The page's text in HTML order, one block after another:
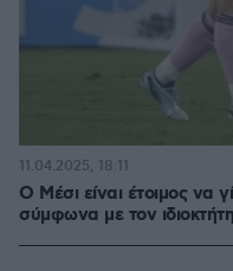
Ο Μέσι είναι έτοιμος να
σύμφωνα με τον
11.04.2025, 18:11